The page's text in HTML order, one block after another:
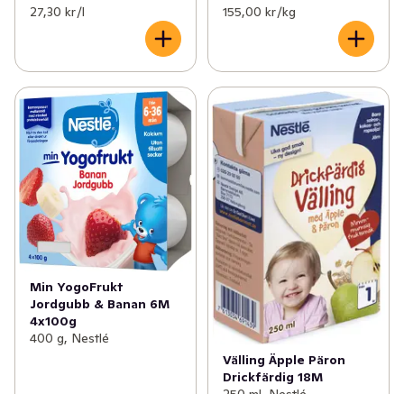
27,30 kr /l 155,00 kr /kg
Min YogoFrukt
Jordgubb & Banan 6M
4x100g
400 g, Nestlé
Välling Äpple Päron
Drickfärdig 18M